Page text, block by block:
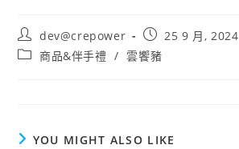
dev@crepower
25 9 月, 2024
商品&伴手禮 / 雲饗豬
YOU MIGHT ALSO LIKE